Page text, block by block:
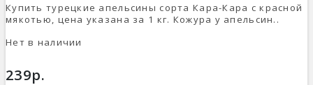
Купить турецкие апельсины сорта Кара-Кара с красной
мякотью, цена указана за 1 кг. Кожура у апельсин..
Нет в наличии
239р.